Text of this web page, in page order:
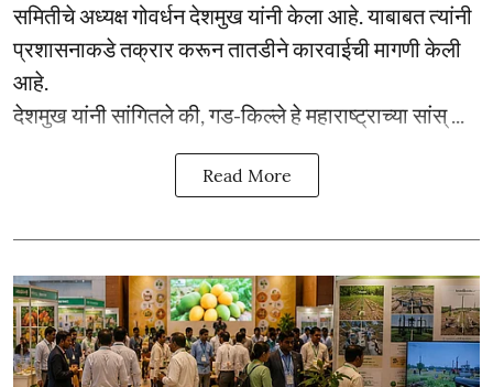
समितीचे अध्यक्ष गोवर्धन देशमुख यांनी केला आहे. याबाबत त्यांनी
प्रशासनाकडे तक्रार करून तातडीने कारवाईची मागणी केली
आहे.
देशमुख यांनी सांगितले की, गड-किल्ले हे महाराष्ट्राच्या सांस् ...
Read More